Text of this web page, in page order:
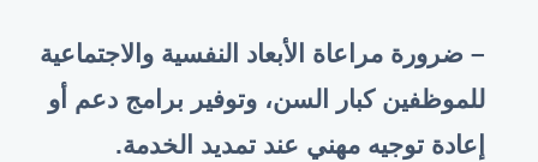
– ضرورة مراعاة الأبعاد النفسية والاجتماعية
للموظفين كبار السن، وتوفير برامج دعم أو
إعادة توجيه مهني عند تمديد الخدمة.